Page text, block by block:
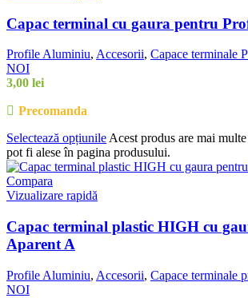
Capac terminal cu gaura pentru
Profile Aluminiu, Accesorii, Capace terminale
NOI
3,00 lei
Precomanda
Selectează opțiunile Acest produs are mai
pot fi alese în pagina produsului.
Compara
Vizualizare rapidă
Capac terminal plastic HIGH cu
Aparent A
Profile Aluminiu, Accesorii, Capace terminale
NOI